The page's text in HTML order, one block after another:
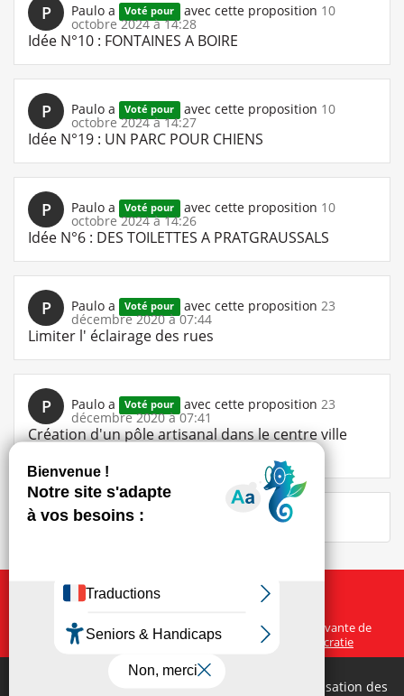
P Paulo a Voté pour avec cette proposition 10
octobre 2024 à 14:28
Idée N°10 : FONTAINES A BOIRE
P Paulo a Voté pour avec cette proposition 10
octobre 2024 à 14:27
Idée N°19 : UN PARC POUR CHIENS
P Paulo a Voté pour avec cette proposition 10
octobre 2024 à 14:26
Idée N°6 : DES TOILETTES A PRATGRAUSSALS
P Paulo a Voté pour avec cette proposition 23
décembre 2020 à 07:44
Limiter l' éclairage des rues
P Paulo a Voté pour avec cette proposition 23
décembre 2020 à 07:41
Création d'un pôle artisanal dans le centre ville
Cliquez sur « Tout accepter » pour consentir à l’utilisation des
À propos
Ce site participatif a été réalisé grâce à la plateforme innovante de
participationCap Collectif , selon les principes de la
démocratie